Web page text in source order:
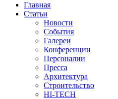
Главная
Статьи
Новости
События
Галереи
Конференции
Персоналии
Пресса
Архитектура
Строительство
HI-TECH